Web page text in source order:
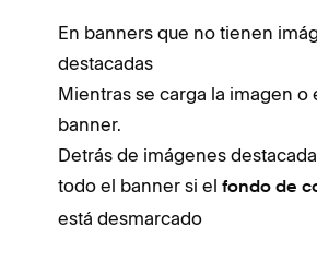
En banners que no tienen
destacadas
Mientras se carga la imagen o
banner.
Detrás de imágenes
todo el banner si el fondo de
está desmarcado